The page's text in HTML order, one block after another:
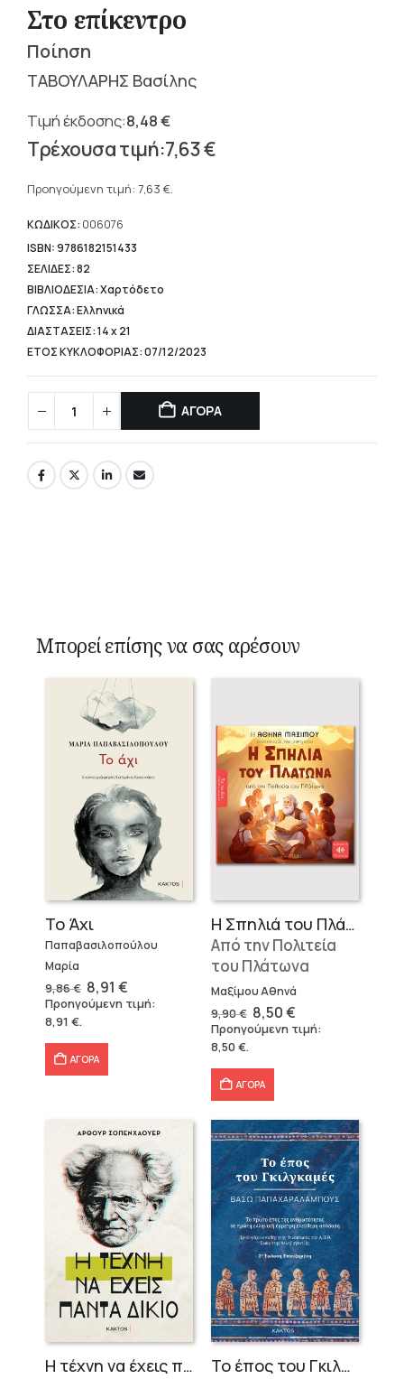
Στο επίκεντρο
Ποίηση
ΤΑΒΟΥΛΑΡΗΣ Βασίλης
8,48€
Original
price
8,48 €.
7,63€
τρέχουσα
είναι:
7,63 €.
Προηγούμενη τιμή: 7,63 €.
ΚΩΔΙΚΟΣ: 006076
ISBN: 9786182151433
ΣΕΛΙΔΕΣ: 82
ΒΙΒΛΙΟΔΕΣΙΑ: Χαρτόδετο
ΓΛΩΣΣΑ: Ελληνικά
ΔΙΑΣΤΑΣΕΙΣ: 14 x 21
ΕΤΟΣ ΚΥΚΛΟΦΟΡΙΑΣ: 07/12/2023
ΑΓΟΡΑ
Μπορεί επίσης να σας αρέσουν
Το Άχι
Παπαβασιλοπούλου
Μαρία
9,86€ Original
price
was:
8,91 €Η
τρέχουσα
τιμή
Προηγούμενη τιμή:
8,91 €.
ΑΓΟΡΑ
Η Σπηλιά του Πλάτωνα
Από την Πολιτεία
του Πλάτωνα
Μαξίμου Αθηνά
9,90€ Original
price
was:
8,50€Η
τρέχουσα
τιμή
Προηγούμενη τιμή:
8,50€.
ΑΓΟΡΑ
Η τέχνη να έχεις πάντα δίκιο – Άρθουρ Σοπενχάουερ Το έπος του Γκιλγκαμές